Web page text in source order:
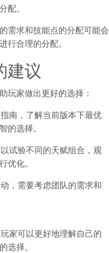
配。
需求和技能点的分配可能会
行合理的分配。
建议
玩家做出更好的选择：
南，了解当前版本下最优
的选择。
试验不同的天赋组合，观
优化。
，需要考虑团队的需求和
家可以更好地理解自己的
选择。